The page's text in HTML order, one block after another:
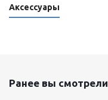
Аксессуары
Ранее вы смотрели